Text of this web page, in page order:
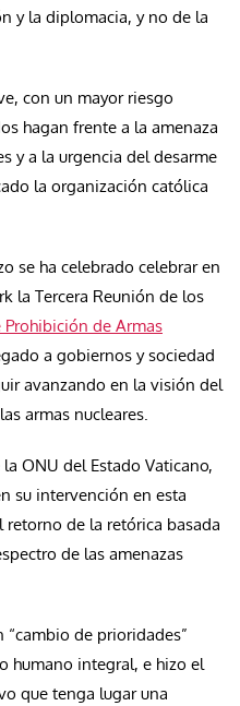
y la diplomacia, y no de la
con un mayor riesgo
hagan frente a la amenaza
y a la urgencia del desarme
la organización católica
se ha celebrado celebrar en
la Tercera Reunión de los
Prohibición de Armas
a gobiernos y sociedad
avanzando en la visión del
armas nucleares.
ONU del Estado Vaticano,
su intervención en esta
retorno de la retórica basada
de las amenazas
de prioridades”
humano integral, e hizo el
que tenga lugar una